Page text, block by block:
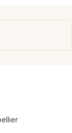
?
La Villette
dans